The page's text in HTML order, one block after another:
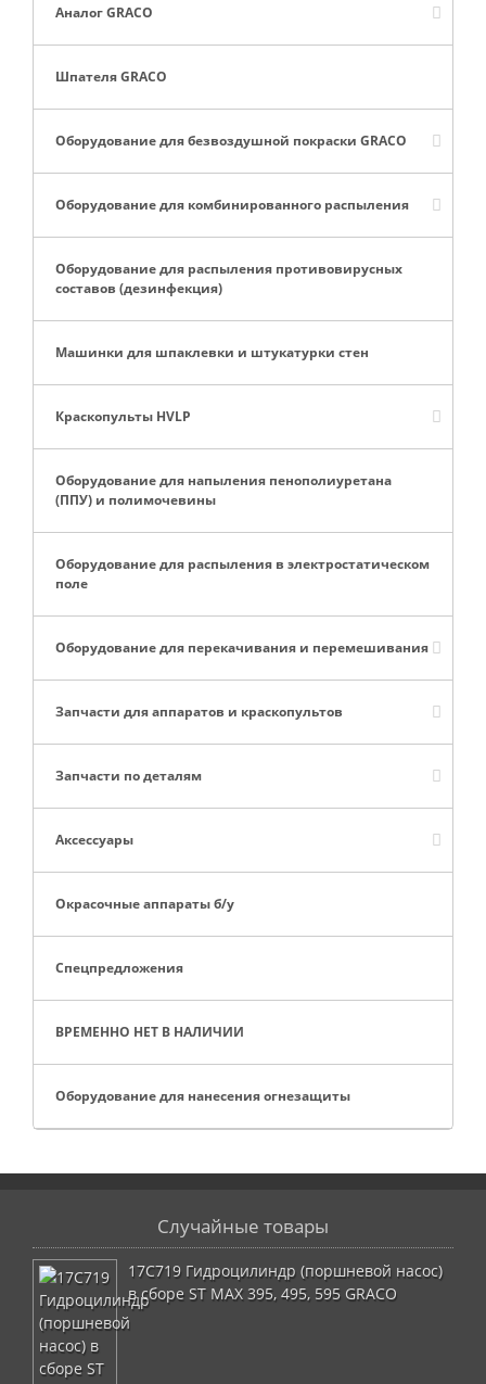
Аналог GRACO
Шпателя GRACO
Оборудование для безвоздушной покраски GRACO
Оборудование для комбинированного распыления
Оборудование для распыления противовирусных
составов (дезинфекция)
Машинки для шпаклевки и штукатурки стен
Краскопульты HVLP
Оборудование для напыления пенополиуретана
(ППУ) и полимочевины
Оборудование для распыления в электростатическом
поле
Оборудование для перекачивания и перемешивания
Запчасти для аппаратов и краскопультов
Запчасти по деталям
Аксессуары
Окрасочные аппараты б/у
Спецпредложения
ВРЕМЕННО НЕТ В НАЛИЧИИ
Оборудование для нанесения огнезащиты
Случайные товары
17C719 Гидроцилиндр (поршневой насос)
в сборе ST MAX 395, 495, 595 GRACO